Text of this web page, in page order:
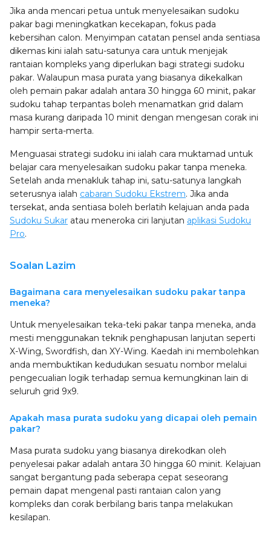
Jika anda mencari petua untuk menyelesaikan sudoku
pakar bagi meningkatkan kecekapan, fokus pada
kebersihan calon. Menyimpan catatan pensel anda sentiasa
dikemas kini ialah satu-satunya cara untuk menjejak
rantaian kompleks yang diperlukan bagi strategi sudoku
pakar. Walaupun masa purata yang biasanya dikekalkan
oleh pemain pakar adalah antara 30 hingga 60 minit, pakar
sudoku tahap terpantas boleh menamatkan grid dalam
masa kurang daripada 10 minit dengan mengesan corak ini
hampir serta-merta.
Menguasai strategi sudoku ini ialah cara muktamad untuk
belajar cara menyelesaikan sudoku pakar tanpa meneka.
Setelah anda menakluk tahap ini, satu-satunya langkah
seterusnya ialah cabaran Sudoku Ekstrem. Jika anda
tersekat, anda sentiasa boleh berlatih kelajuan anda pada
Sudoku Sukar atau meneroka ciri lanjutan aplikasi Sudoku
Pro.
Soalan Lazim
Bagaimana cara menyelesaikan sudoku pakar tanpa
meneka?
Untuk menyelesaikan teka-teki pakar tanpa meneka, anda
mesti menggunakan teknik penghapusan lanjutan seperti
X-Wing, Swordfish, dan XY-Wing. Kaedah ini membolehkan
anda membuktikan kedudukan sesuatu nombor melalui
pengecualian logik terhadap semua kemungkinan lain di
seluruh grid 9x9.
Apakah masa purata sudoku yang dicapai oleh pemain
pakar?
Masa purata sudoku yang biasanya direkodkan oleh
penyelesai pakar adalah antara 30 hingga 60 minit. Kelajuan
sangat bergantung pada seberapa cepat seseorang
pemain dapat mengenal pasti rantaian calon yang
kompleks dan corak berbilang baris tanpa melakukan
kesilapan.